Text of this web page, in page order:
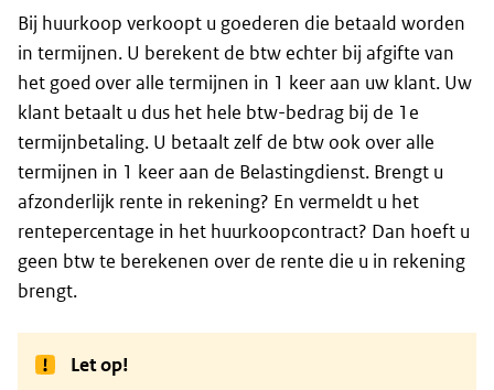
Bij huurkoop verkoopt u goederen die betaald worden
in termijnen. U berekent de btw echter bij afgifte van
het goed over alle termijnen in 1 keer aan uw klant. Uw
klant betaalt u dus het hele btw-bedrag bij de 1e
termijnbetaling. U betaalt zelf de btw ook over alle
termijnen in 1 keer aan de Belastingdienst. Brengt u
afzonderlijk rente in rekening? En vermeldt u het
rentepercentage in het huurkoopcontract? Dan hoeft u
geen btw te berekenen over de rente die u in rekening
brengt.
Let op!